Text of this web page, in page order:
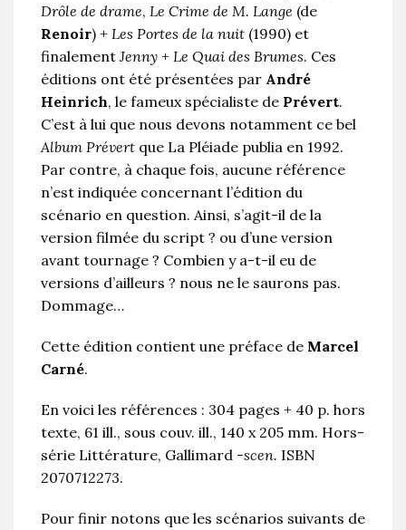
Drôle de drame, Le Crime de M. Lange (de
Renoir) + Les Portes de la nuit (1990) et
finalement Jenny + Le Quai des Brumes. Ces
éditions ont été présentées par André
Heinrich, le fameux spécialiste de Prévert.
C’est à lui que nous devons notamment ce bel
Album Prévert que La Pléiade publia en 1992.
Par contre, à chaque fois, aucune référence
n’est indiquée concernant l’édition du
scénario en question. Ainsi, s’agit-il de la
version filmée du script ? ou d’une version
avant tournage ? Combien y a-t-il eu de
versions d’ailleurs ? nous ne le saurons pas.
Dommage…
Cette édition contient une préface de Marcel
Carné.
En voici les références : 304 pages + 40 p. hors
texte, 61 ill., sous couv. ill., 140 x 205 mm. Hors-
série Littérature, Gallimard -scen. ISBN
2070712273.
Pour finir notons que les scénarios suivants de